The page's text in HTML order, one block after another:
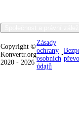
Copyright ©
Konvertr.org
2020 - 2026
Zásady
ochrany
osobních
údajů
•